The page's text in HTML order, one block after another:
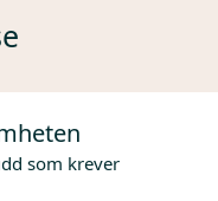
som krever